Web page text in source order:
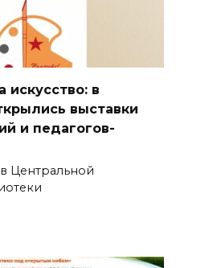
искусство: в
выставки
и педагогов-
Центральной